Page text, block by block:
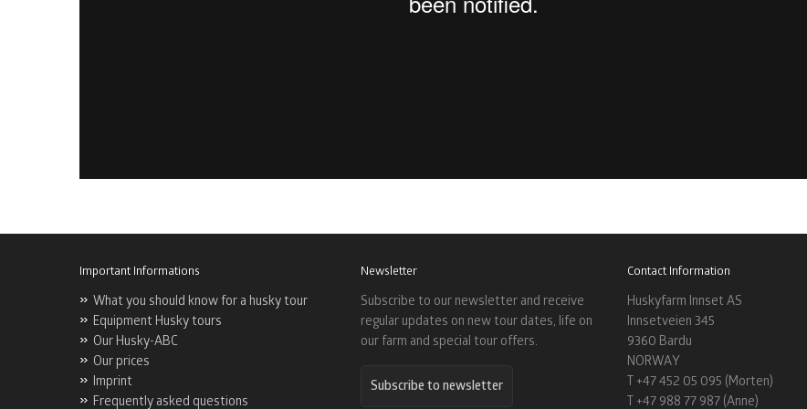
Important Informations
What you should know for a husky tour
Equipment Husky tours
Our Husky-ABC
Our prices
Imprint
Frequently asked questions
Newsletter
Subscribe to our newsletter and receive
regular updates on new tour dates, life on
our farm and special tour offers.
Subscribe to newsletter
Contact Information
Huskyfarm Innset AS
Innsetveien 345
9360 Bardu
NORWAY
T +47 452 05 095 (Morten)
T +47 988 77 987 (Anne)